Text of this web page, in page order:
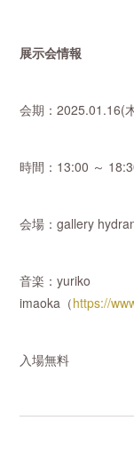
展示会情報
会期：2025.01.16(
時間：13:00 ～
会場：gallery
音楽：yuriko
imaoka（https://
入場無料